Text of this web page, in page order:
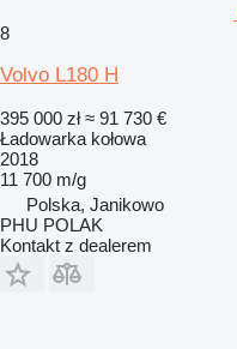
8
Volvo L180 H
395 000 zł ≈ 91 730 €
Ładowarka kołowa
2018
11 700 m/g
Polska, Janikowo
PHU POLAK
Kontakt z dealerem